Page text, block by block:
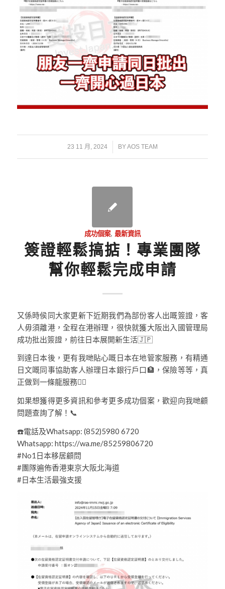
23 11 月, 2024
/ BYAOS TEAM
成功個案, 最新資訊
簽證輕鬆搞掂！專業團隊
幫你輕鬆完成申請
又係時侯同大家更新下近期我們為部份客人出嘅簽證，客
人毋須離港，全程在港辦理，很快就獲大阪出入國管理局
成功批出簽證，前往日本展開新生活🇯🇵
到達日本後，更有我哋貼心嘅日本在地管家服務，有精通
日文嘅同事協助客人辦理日本銀行戶口🏦，保險等等，真
正做到一條龍服務👍🏻
如果想獲得更多資訊和參考更多成功個案，歡迎向我哋顧
問題查詢了解！📞
☎️電話及Whatsapp: (852)5980 6720
Whatsapp: https://wa.me/85259806720
#No1日本移居顧問
#團隊遍佈香港東京大阪北海道
#日本生活最強支援